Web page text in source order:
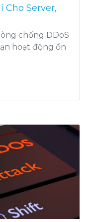
Cho Server,
chống DDoS
hoạt động ổn